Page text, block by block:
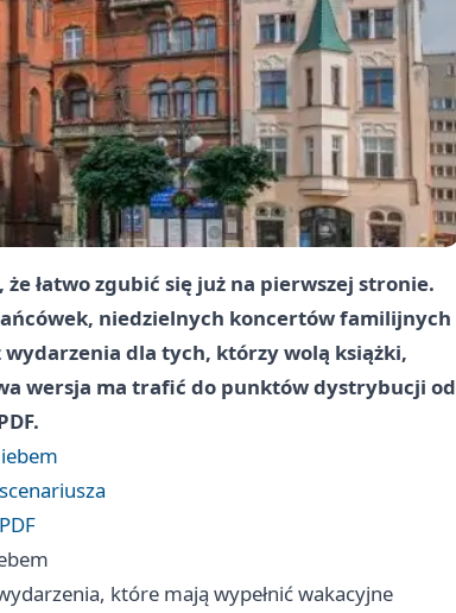
łatwo zgubić się już na pierwszej stronie.
niedzielnych koncertów familijnych
dla tych, którzy wolą książki,
wersja ma trafić do punktów dystrybucji od
które mają wypełnić wakacyjne